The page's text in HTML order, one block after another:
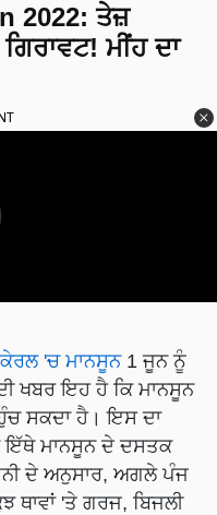
2022: ਤੇਜ਼
ਮੀਂਹ ਦਾ
ਕੇਰਲ 'ਚ ਮਾਨਸੂਨ1 ਜੂਨ ਨੂੰ
ਖਬਰ ਇਹ ਹੈ ਕਿ ਮਾਨਸੂਨ
ਸਕਦਾ ਹੈ। ਇਸ ਦਾ
ਇੱਥੇ ਮਾਨਸੂਨ ਦੇ ਦਸਤਕ
ਦੇ ਅਨੁਸਾਰ, ਅਗਲੇ ਪੰਜ
ਥਾਵਾਂ 'ਤੇ ਗਰਜ, ਬਿਜਲੀ